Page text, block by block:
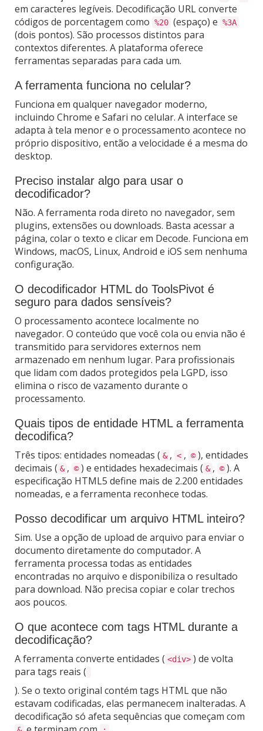
em caracteres legíveis. Decodificação URL converte
códigos de porcentagem como %20 (espaço) e %3A
(dois pontos). São processos distintos para
contextos diferentes. A plataforma oferece
ferramentas separadas para cada um.
A ferramenta funciona no celular?
Funciona em qualquer navegador moderno,
incluindo Chrome e Safari no celular. A interface se
adapta à tela menor e o processamento acontece no
próprio dispositivo, então a velocidade é a mesma do
desktop.
Preciso instalar algo para usar o
decodificador?
Não. A ferramenta roda direto no navegador, sem
plugins, extensões ou downloads. Basta acessar a
página, colar o texto e clicar em Decode. Funciona em
Windows, macOS, Linux, Android e iOS sem nenhuma
configuração.
O decodificador HTML do ToolsPivot é
seguro para dados sensíveis?
O processamento acontece localmente no
navegador. O conteúdo que você cola ou envia não é
transmitido para servidores externos nem
armazenado em nenhum lugar. Para profissionais
que lidam com dados protegidos pela LGPD, isso
elimina o risco de vazamento durante o
processamento.
Quais tipos de entidade HTML a ferramenta
decodifica?
Três tipos: entidades nomeadas ( & , < , © ), entidades
decimais ( & , © ) e entidades hexadecimais ( & , © ). A
especificação HTML5 define mais de 2.200 entidades
nomeadas, e a ferramenta reconhece todas.
Posso decodificar um arquivo HTML inteiro?
Sim. Use a opção de upload de arquivo para enviar o
documento diretamente do computador. A
ferramenta processa todas as entidades
encontradas no arquivo e disponibiliza o resultado
para download. Não precisa copiar e colar trechos
aos poucos.
O que acontece com tags HTML durante a
decodificação?
A ferramenta converte entidades ( <div> ) de volta
para tags reais (
). Se o texto original contém tags HTML que não
estavam codificadas, elas permanecem inalteradas. A
decodificação só afeta sequências que começam com